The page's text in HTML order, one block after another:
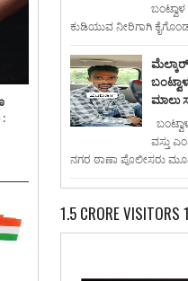
ಕುಡಿಯುವ ನೀರಿಗಾಗಿ
ಮಾಲು
ವಸ್ತು
ನಗರ ಠಾಣಾ ಪೊಲೀಸರು
1.5 CRORE VISITORS 1